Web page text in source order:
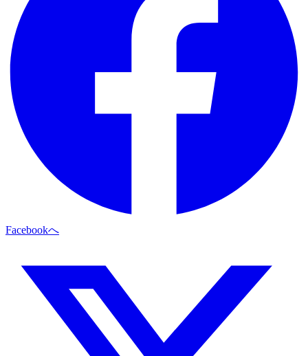
Facebookへ